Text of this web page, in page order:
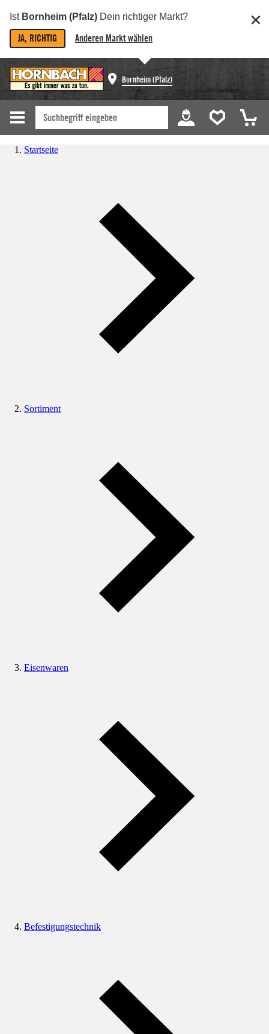
Ist Bornheim (Pfalz) Dein richtiger Markt?
JA, RICHTIG Anderen Markt wählen
Bornheim (Pfalz)
Startseite
Sortiment
Eisenwaren
Befestigungstechnik